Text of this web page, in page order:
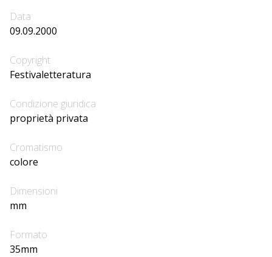
Data
09.09.2000
Copyright
Festivaletteratura
Condizione giuridica
proprietà privata
Cromatismo
colore
Dimensioni
mm
Formato
35mm